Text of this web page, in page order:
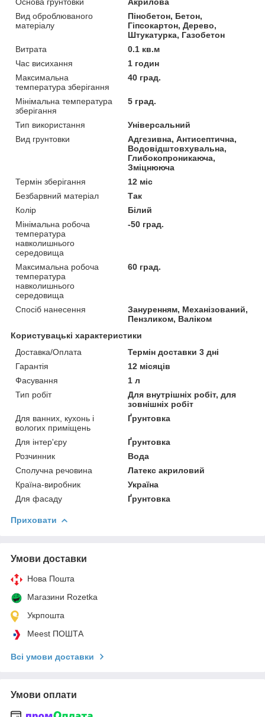
Вид оброблюваного
матеріалу
Пінобетон, Бетон,
Гіпсокартон, Дерево,
Штукатурка, Газобетон
Витрата
0.1 кв.м
Час висихання
1 годин
Максимальна
температура зберігання
40 град.
Мінімальна температура
зберігання
5 град.
Тип використання
Універсальний
Вид грунтовки
Адгезивна, Антисептична,
Водовідштовхувальна,
Глибокопроникаюча,
Зміцнююча
Термін зберігання
12 міс
Безбарвний матеріал
Так
Колір
Білий
Мінімальна робоча
температура
навколишнього
середовища
-50 град.
Максимальна робоча
температура
навколишнього
середовища
60 град.
Спосіб нанесення
Зануренням, Механізований,
Пензликом, Валіком
Користувацькі характеристики
Доставка/Оплата
Термін доставки 3 дні
Гарантія
12 місяців
Фасування
1 л
Тип робіт
Для внутрішніх робіт, для
зовнішніх робіт
Для ванних, кухонь і
вологих приміщень
Ґрунтовка
Для інтер'єру
Ґрунтовка
Розчинник
Вода
Сполучна речовина
Латекс акриловий
Країна-виробник
Україна
Для фасаду
Ґрунтовка
Приховати
Умови доставки
Нова Пошта
Магазини Rozetka
Укрпошта
Meest ПОШТА
Всі умови доставки
Умови оплати